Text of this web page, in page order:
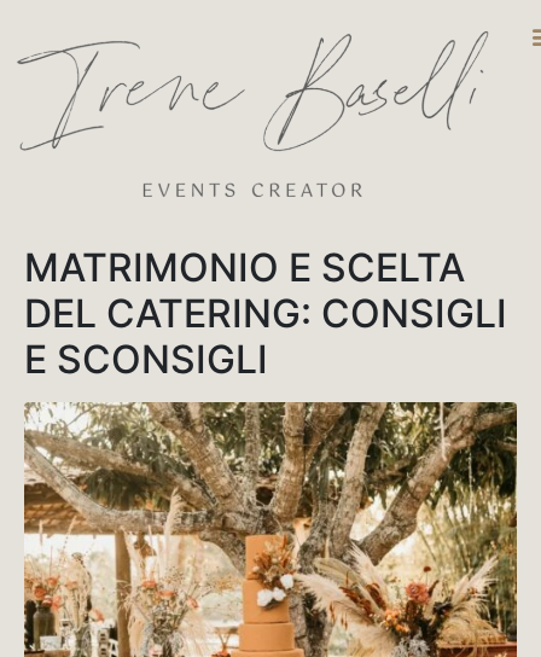
MATRIMONIO E SCELTA
DEL CATERING: CONSIGLI
E SCONSIGLI